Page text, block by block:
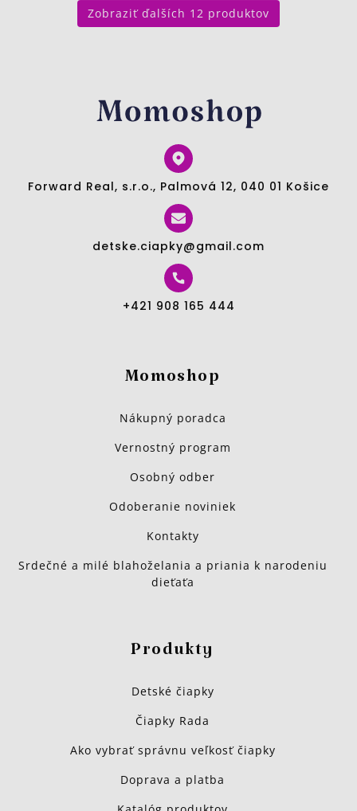
Zobraziť ďalších 12 produktov
Forward Real, s.r.o., Palmová 12, 040 01 Košice
detske.ciapky@gmail.com
+421 908 165 444
Momoshop
Nákupný poradca
Vernostný program
Osobný odber
Odoberanie noviniek
Kontakty
Srdečné a milé blahoželania a priania k narodeniu
dieťaťa
Produkty
Detské čiapky
Čiapky Rada
Ako vybrať správnu veľkosť čiapky
Doprava a platba